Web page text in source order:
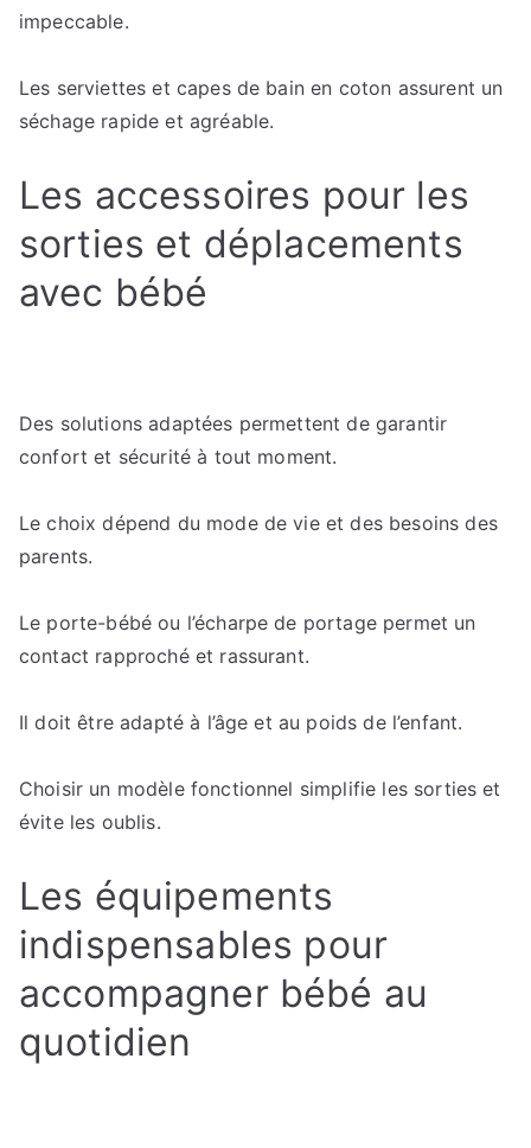
impeccable.
Les serviettes et capes de bain en coton assurent un
séchage rapide et agréable.
Les accessoires pour les
sorties et déplacements
avec bébé
Des solutions adaptées permettent de garantir
confort et sécurité à tout moment.
Le choix dépend du mode de vie et des besoins des
parents.
Le porte-bébé ou l’écharpe de portage permet un
contact rapproché et rassurant.
Il doit être adapté à l’âge et au poids de l’enfant.
Choisir un modèle fonctionnel simplifie les sorties et
évite les oublis.
Les équipements
indispensables pour
accompagner bébé au
quotidien